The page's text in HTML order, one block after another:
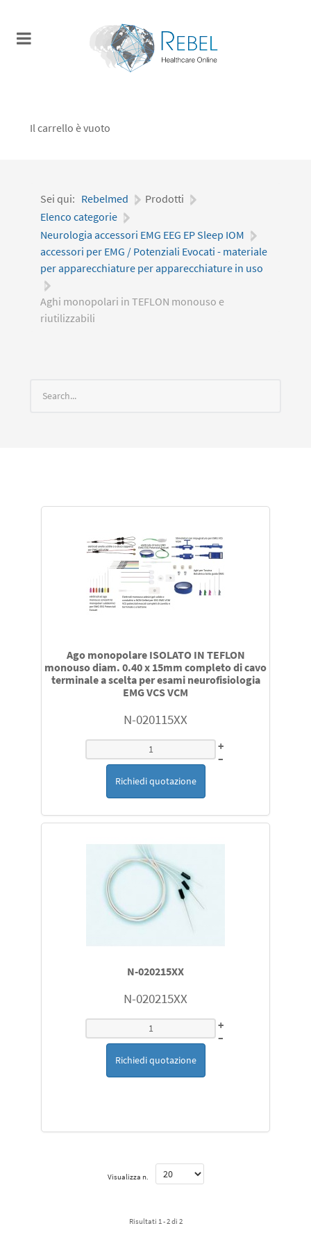
Il carrello è vuoto
Sei qui: Rebelmed | Prodotti |
Elenco categorie |
Neurologia accessori EMG EEG EP Sleep IOM |
accessori per EMG / Potenziali Evocati - materiale
per apparecchiature per apparecchiature in uso
|
Aghi monopolari in TEFLON monouso e
riutilizzabili
Ago monopolare ISOLATO IN TEFLON
monouso diam. 0.40 x 15mm completo di cavo
terminale a scelta per esami neurofisiologia
EMG VCS VCM
N-020115XX
+
–
Richiedi quotazione
N-020215XX
N-020215XX
+
–
Richiedi quotazione
Visualizza n.
Risultati 1 - 2 di 2